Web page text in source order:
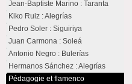
Jean-Baptiste Marino : Taranta
Kiko Ruiz : Alegrías
Pedro Soler : Siguiriya
Juan Carmona : Soleá
Antonio Negro : Bulerías
Hermanos Sánchez : Alegrías
Pédagogie et flamenco